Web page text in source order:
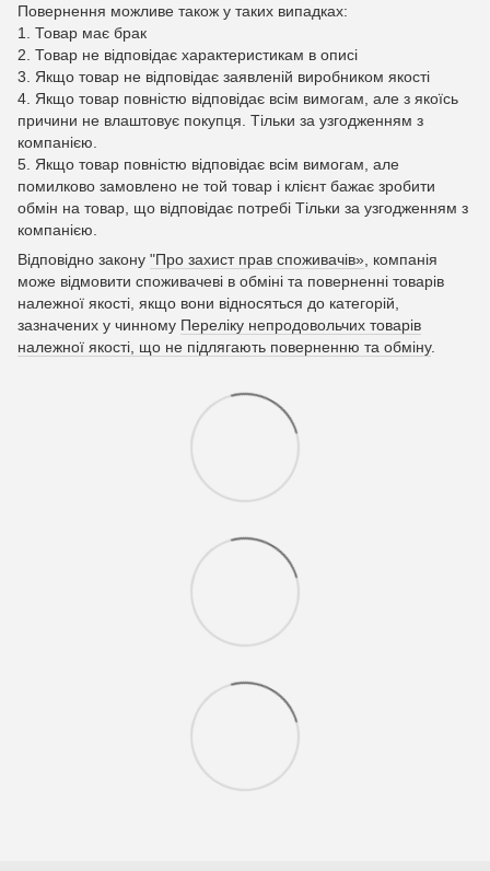
Повернення можливе також у таких випадках:
1. Товар має брак
2. Товар не відповідає характеристикам в описі
3. Якщо товар не відповідає заявленій виробником якості
4. Якщо товар повністю відповідає всім вимогам, але з якоїсь
причини не влаштовує покупця. Тільки за узгодженням з
компанією.
5. Якщо товар повністю відповідає всім вимогам, але
помилково замовлено не той товар і клієнт бажає зробити
обмін на товар, що відповідає потребі Тільки за узгодженням з
компанією.
Відповідно закону "Про захист прав споживачів» , компанія
може відмовити споживачеві в обміні та поверненні товарів
належної якості, якщо вони відносяться до категорій,
зазначених у чинному Переліку непродовольчих товарів
належної якості, що не підлягають поверненню та обміну.